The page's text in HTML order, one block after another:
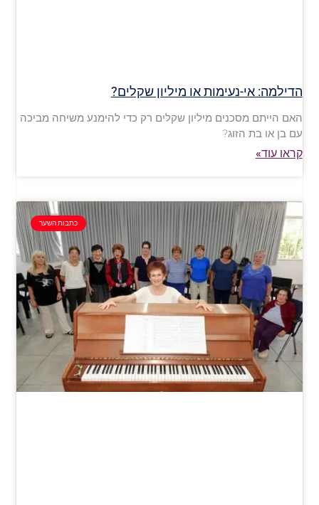
הדילמה: אי-נעימות או מיליון שקלים?
האם הייתם מסכנים מיליון שקלים רק כדי להימנע משיחה מביכה
עם בן או בת הזוג?
קראו עוד»
כתבות השער